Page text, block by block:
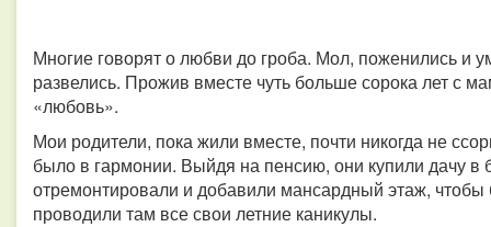
Многие говорят о любви до гроба. Мол, поженились и
развелись. Прожив вместе чуть больше сорока лет с
«любовь».
Мои родители, пока жили вместе, почти никогда не
было в гармонии. Выйдя на пенсию, они купили дачу
отремонтировали и добавили мансардный этаж,
проводили там все свои летние каникулы.